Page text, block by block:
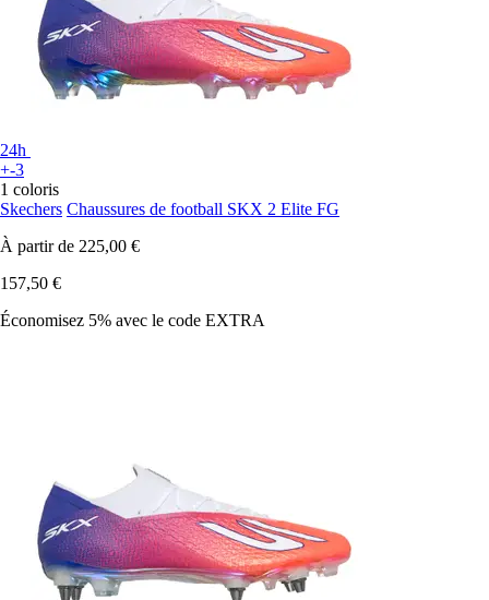
24h
+-3
1 coloris
Skechers Chaussures de football SKX 2 Elite FG
À partir de 225,00 €
157,50 €
Économisez 5% avec le code EXTRA